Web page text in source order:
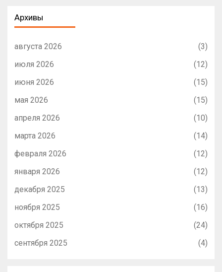
Архивы
августа 2026
(3)
июля 2026
(12)
июня 2026
(15)
мая 2026
(15)
апреля 2026
(10)
марта 2026
(14)
февраля 2026
(12)
января 2026
(12)
декабря 2025
(13)
ноября 2025
(16)
октября 2025
(24)
сентября 2025
(4)